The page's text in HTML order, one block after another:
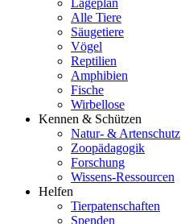
Lageplan
Alle Tiere
Säugetiere
Vögel
Reptilien
Amphibien
Fische
Wirbellose
Kennen & Schützen
Natur- & Artenschutz
Zoopädagogik
Forschung
Wissens-Ressourcen
Helfen
Tierpatenschaften
Spenden